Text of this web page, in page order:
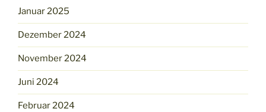
Januar 2025
Dezember 2024
November 2024
Juni 2024
Februar 2024